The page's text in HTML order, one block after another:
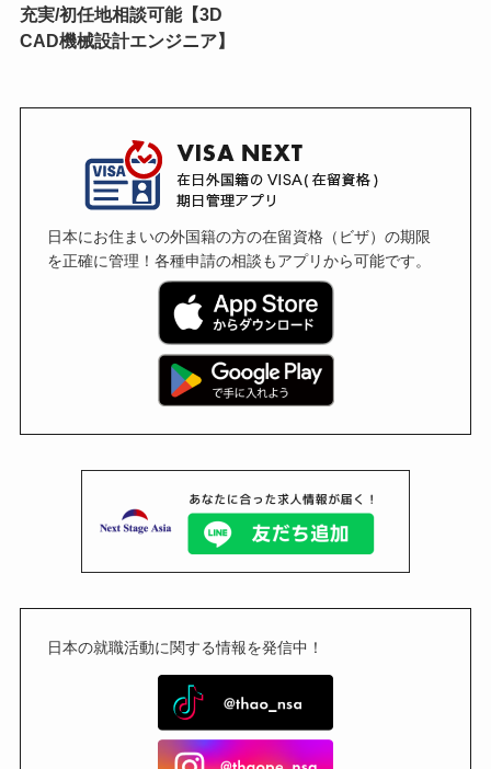
充実/初任地相談可能【3D
CAD機械設計エンジニア】
日本にお住まいの外国籍の方の在留資格（ビザ）の期限
を正確に管理！各種申請の相談もアプリから可能です。
日本の就職活動に関する情報を発信中！